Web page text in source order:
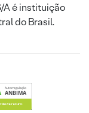
A é instituição
do Brasil.